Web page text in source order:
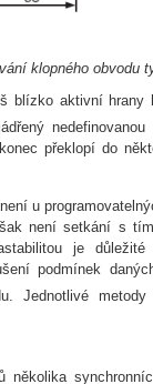
klopného obvodu
blízko aktivní hrany
překlopí do
u
není setkání s
je
podmínek
Jednotlivé metody
několika